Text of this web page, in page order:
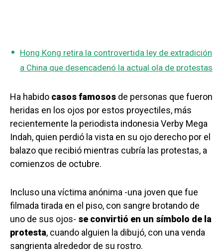
Hong Kong retira la controvertida ley de extradición
a China que desencadenó la actual ola de protestas
Ha habido casos famosos de personas que fueron
heridas en los ojos por estos proyectiles, más
recientemente la periodista indonesia Verby Mega
Indah, quien perdió la vista en su ojo derecho por el
balazo que recibió mientras cubría las protestas, a
comienzos de octubre.
Incluso una víctima anónima -una joven que fue
filmada tirada en el piso, con sangre brotando de
uno de sus ojos- se convirtió en un símbolo de la
protesta, cuando alguien la dibujó, con una venda
sangrienta alrededor de su rostro.